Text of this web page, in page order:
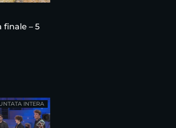
– 5
INTERA